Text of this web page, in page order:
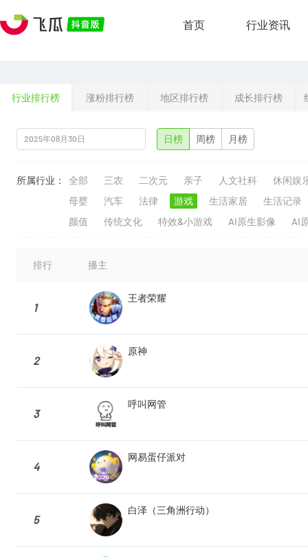
首页 行业资讯
行业排行榜 涨粉排行榜 地区排行榜 成长排行榜
日榜 周榜 月榜
所属行业： 全部 三农 二次元 亲子 人文社科
休闲娱
母婴
汽车 法律 游戏 生活家居
生活记录
颜值
传统文化 特效&小游戏 AI原生影像 AI
排行 播主
1
王者荣耀
2
原神
3
呼叫网管
4
网易蛋仔派对
5
白泽（三角洲行动）